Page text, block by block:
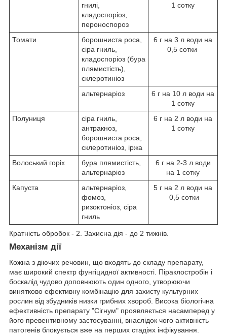
гнилі,
кладоспоріоз,
пероноспороз
1 сотку
Томати
борошниста роса,
сіра гниль,
кладоспоріоз (бура
плямистість),
склеротиніоз
6 г на 3 л води на
0,5 сотки
альтернаріоз
6 г на 10 л води на
1 сотку
Полуниця
сіра гниль,
антракноз,
борошниста роса,
склеротиніоз, іржа
6 г на 2 л води на
1 сотку
Волоський горіх
бура плямистість,
альтернаріоз
6 г на 2-3 л води
на 1 сотку
Капуста
альтернаріоз,
фомоз,
ризоктоніоз, сіра
гниль
5 г на 2 л води на
0,5 сотки
Кратність обробок - 2. Захисна дія - до 2 тижнів.
Механізм дії
Кожна з діючих речовин, що входять до складу препарату,
має широкий спектр фунгіцидної активності. Піраклостробін і
боскалід чудово доповнюють один одного, утворюючи
винятково ефективну комбінацію для захисту культурних
рослин від збудників низки грибних хвороб. Висока біологічна
ефективність препарату "Сігнум" проявляється насамперед у
його превентивному застосуванні, внаслідок чого активність
патогенів блокується вже на перших стадіях інфікування.